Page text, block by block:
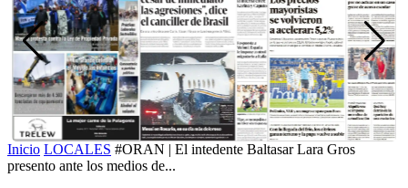
Inicio LOCALES #ORAN | El intedente Baltasar Lara Gros
presento ante los medios de...